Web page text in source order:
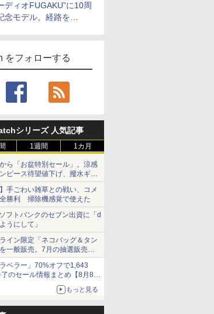
ディオFUGAKU”に10周
念モデル。経路を
をフォローする
シリーズ 人気記事
1週間 1カ月
ら「お盆特別セール」。涼感
ピース待望値下げ、撥水ギア
円に
手ごわい雑草との戦い、コメ
勝利 掃除機感覚で使えた
フトバンクのセブン出資に「d
うにして」
イン限定「ネコバッグ＆タン
一般販売。7月の抽選販売の
ベラー」70%オフで1,643
のセール情報まとめ【8月8日
ョップでは「大神 絶景版」が
もっと見る